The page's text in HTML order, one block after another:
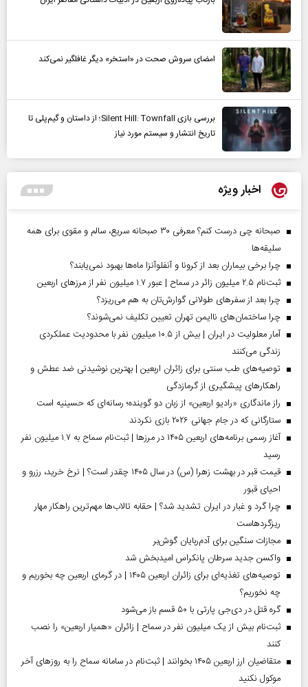
امضای سروش صحت در «استخر» دیگر غافلگیر نمی‌کند
بررسی بازی Silent Hill: Townfall؛ از داستان و گیم‌پلی تا
تاریخ انتشار و سیستم مورد نیاز
اخبار ویژه
صبحانه چی درست کنم؟ معرفی ۳۰ صبحانه سریع، سالم و مقوی برای همه
سلیقه‌ها
چرا برخی بیماران بعد از کرونا و آنفلوآنزا ماه‌ها بهبود نمی‌یابند؟
ثبت‌نام ۲.۵ میلیون زائر در سماح | عبور ۱.۷ میلیون نفر از مرز‌های اربعین
چرا بعد از سفرهای طولانی گوارش‌تان به هم می‌ریزد؟
چرا ساختمان‌های ناایمن تهران تعیین تکلیف نمی‌شوند؟
آمار معلولیت در ایران | بیش از ۱۰.۵ میلیون نفر با محدودیت عملکردی
زندگی می‌کنند
توصیه‌های طب سنتی برای زائران اربعین | بهترین نوشیدنی ضد عطش و
راهکارهای پیشگیری از گرمازدگی
راز ماندگاری «رادیو اربعین» از زبان دو گوینده؛ رسانه‌ای که حسینیه است
ستارگانی که در جام جهانی ۲۰۲۶ بازی نکردند
آغاز رسمی برنامه‌های اربعین ۱۴۰۵ در مرز‌ها | ثبت‌نام سماح به ۱.۷ میلیون نفر
رسید
قیمت قبر در بهشت زهرا (س) در سال ۱۴۰۵ چقدر است؟ | نرخ خرید، رزرو و
احیای قبور
چرا گرد و غبار در ایران تشدید شد؟ | حقابه تالاب‌ها مهم‌ترین راهکار مهار
ریزگردهاست
مجازات سنگین برای آدم‌ربایان گوش‌بر
واکسن جدید سرطان پانکراس امیدبخش شد
توصیه‌های تغذیه‌ای برای زائران اربعین ۱۴۰۵ | در گرمای اربعین چه بخوریم و
چه نخوریم؟
گره قتل در دی‌جی پارتی با ۵۰ قسم باز می‌شود
ثبت‌نام بیش از یک میلیون نفر در سماح | زائران «همیار اربعین» را نصب
کنند
متقاضیان ارز اربعین ۱۴۰۵ بخوانند | ثبت‌نام در سامانه سماح را به روز‌های آخر
موکول نکنید